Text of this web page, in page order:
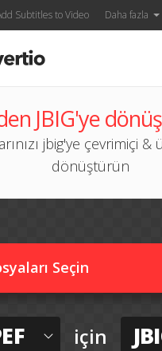
Subtitles to Video Daha fazla
JBIG'ye
jbig'ye çevrimiçi
dönüştürün
Seçin
için